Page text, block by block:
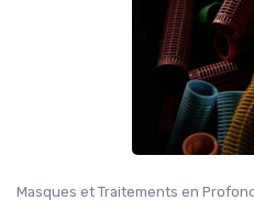
Masques et Traitements en